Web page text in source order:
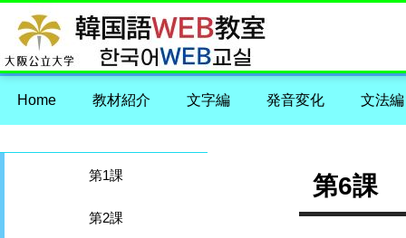
Home 教材紹介 文字編 発音変化 文法編
第6課
第1課
第2課